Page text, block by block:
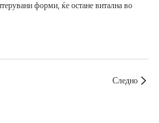
форми, ќе остане витална во
Следно